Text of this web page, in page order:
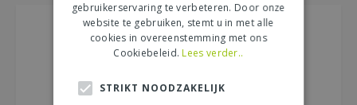
gebruikerservaring te verbeteren. Door onze
website te gebruiken, stemt u in met alle
cookies in overeenstemming met ons
Cookiebeleid. Lees verder..
STRIKT NOODZAKELIJK